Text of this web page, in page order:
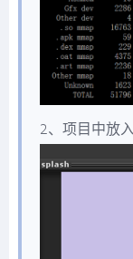
2、项目中放